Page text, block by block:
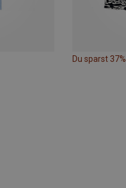
Du sparst 37%